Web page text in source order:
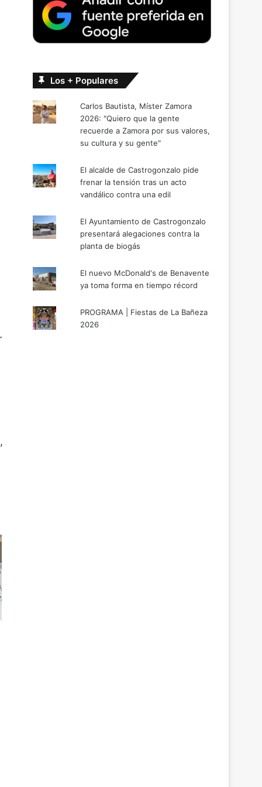
Los + Populares
Carlos Bautista, Míster Zamora
2026: "Quiero que la gente
recuerde a Zamora por sus valores,
su cultura y su gente"
El alcalde de Castrogonzalo pide
frenar la tensión tras un acto
vandálico contra una edil
El Ayuntamiento de Castrogonzalo
presentará alegaciones contra la
planta de biogás
El nuevo McDonald's de Benavente
ya toma forma en tiempo récord
PROGRAMA | Fiestas de La Bañeza
2026